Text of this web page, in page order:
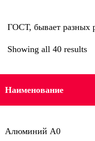
ГОСТ, бывает разных
Showing all 40 results
Наименование
Алюминий А0